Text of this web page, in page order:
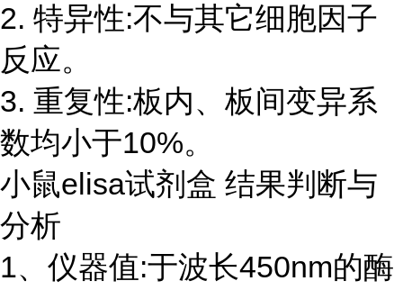
2. 特异性:不与其它细胞因子
反应。
3. 重复性:板内、板间变异系
数均小于10%。
小鼠elisa试剂盒 结果判断与
分析
1、仪器值:于波长450nm的酶